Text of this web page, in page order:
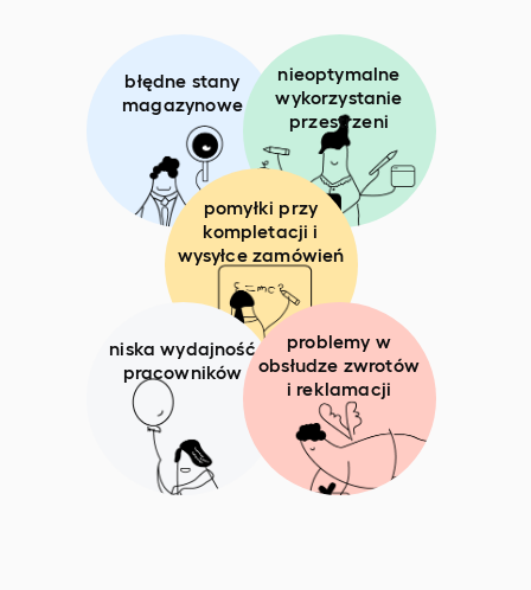
błędne stany
magazynowe
nieoptymalne
wykorzystanie
przestrzeni
pomyłki przy
kompletacji i
wysyłce zamówień
niska wydajność
pracowników
problemy w
obsłudze zwrotów
i reklamacji